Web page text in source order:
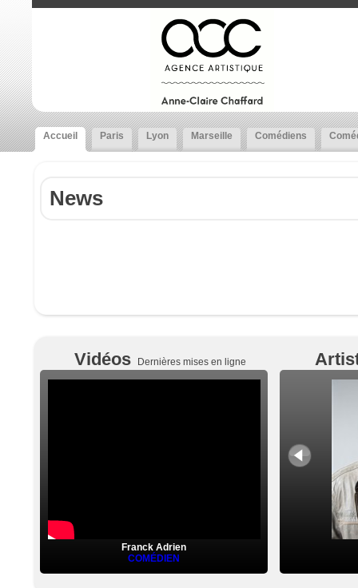
Accueil Paris Lyon Marseille Comédiens
News
Vidéos Dernières mises en ligne
Franck Adrien
COMÉDIEN